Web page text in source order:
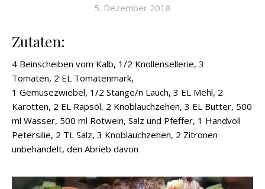
5. Dezember 2018
Zutaten:
4 Beinscheiben vom Kalb, 1/2 Knollensellerie, 3
Tomaten, 2 EL Tomatenmark,
1 Gemüsezwiebel, 1/2 Stange/n Lauch, 3 EL Mehl, 2
Karotten, 2 EL Rapsöl, 2 Knoblauchzehen, 3 EL Butter, 500
ml Wasser, 500 ml Rotwein, Salz und Pfeffer, 1 Handvoll
Petersilie, 2 TL Salz, 3 Knoblauchzehen, 2 Zitronen
unbehandelt, den Abrieb davon